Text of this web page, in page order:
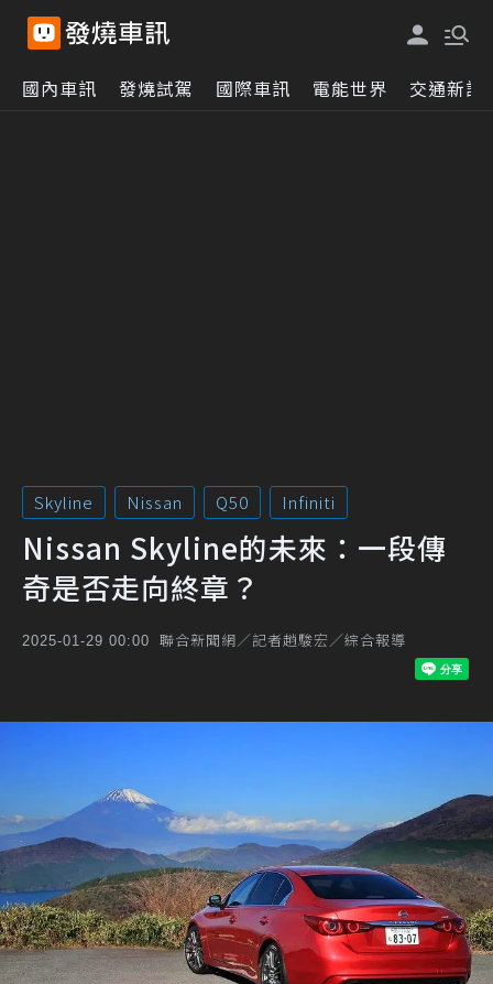
國內車訊 發燒試駕 國際車訊 電能世界 交通新訊
Skyline Nissan Q50 Infiniti
Nissan Skyline的未來：一段傳
奇是否走向終章？
2025-01-29 00:00 聯合新聞網／記者趙駿宏／綜合報導